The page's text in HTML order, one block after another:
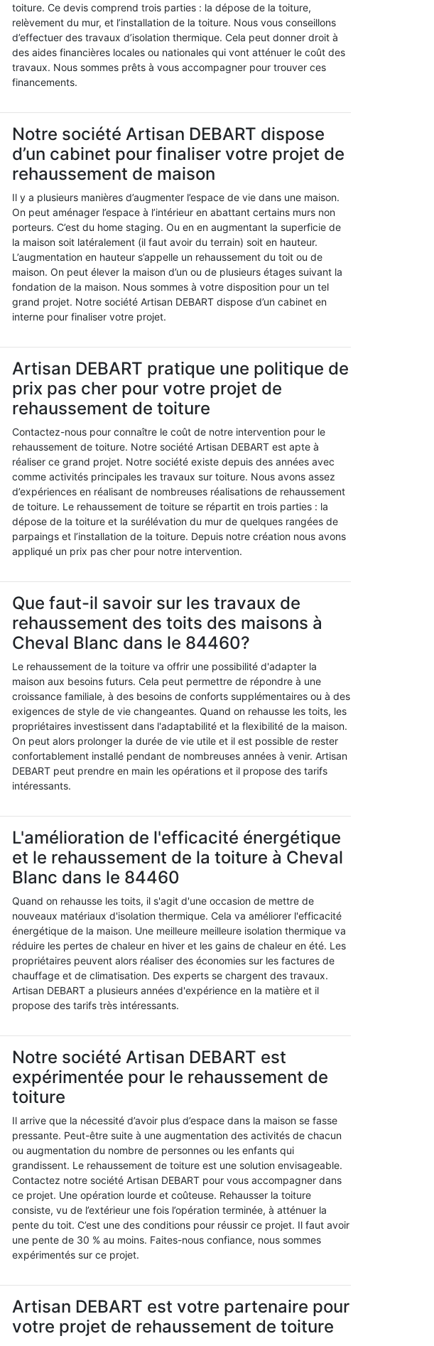
toiture. Ce devis comprend trois parties : la dépose de la toiture,
relèvement du mur, et l’installation de la toiture. Nous vous conseillons
d’effectuer des travaux d’isolation thermique. Cela peut donner droit à
des aides financières locales ou nationales qui vont atténuer le coût des
travaux. Nous sommes prêts à vous accompagner pour trouver ces
financements.
Notre société Artisan DEBART dispose
d’un cabinet pour finaliser votre projet de
rehaussement de maison
Il y a plusieurs manières d’augmenter l’espace de vie dans une maison.
On peut aménager l’espace à l’intérieur en abattant certains murs non
porteurs. C’est du home staging. Ou en en augmentant la superficie de
la maison soit latéralement (il faut avoir du terrain) soit en hauteur.
L’augmentation en hauteur s’appelle un rehaussement du toit ou de
maison. On peut élever la maison d’un ou de plusieurs étages suivant la
fondation de la maison. Nous sommes à votre disposition pour un tel
grand projet. Notre société Artisan DEBART dispose d’un cabinet en
interne pour finaliser votre projet.
Artisan DEBART pratique une politique de
prix pas cher pour votre projet de
rehaussement de toiture
Contactez-nous pour connaître le coût de notre intervention pour le
rehaussement de toiture. Notre société Artisan DEBART est apte à
réaliser ce grand projet. Notre société existe depuis des années avec
comme activités principales les travaux sur toiture. Nous avons assez
d’expériences en réalisant de nombreuses réalisations de rehaussement
de toiture. Le rehaussement de toiture se répartit en trois parties : la
dépose de la toiture et la surélévation du mur de quelques rangées de
parpaings et l’installation de la toiture. Depuis notre création nous avons
appliqué un prix pas cher pour notre intervention.
Que faut-il savoir sur les travaux de
rehaussement des toits des maisons à
Cheval Blanc dans le 84460?
Le rehaussement de la toiture va offrir une possibilité d'adapter la
maison aux besoins futurs. Cela peut permettre de répondre à une
croissance familiale, à des besoins de conforts supplémentaires ou à des
exigences de style de vie changeantes. Quand on rehausse les toits, les
propriétaires investissent dans l'adaptabilité et la flexibilité de la maison.
On peut alors prolonger la durée de vie utile et il est possible de rester
confortablement installé pendant de nombreuses années à venir. Artisan
DEBART peut prendre en main les opérations et il propose des tarifs
intéressants.
L'amélioration de l'efficacité énergétique
et le rehaussement de la toiture à Cheval
Blanc dans le 84460
Quand on rehausse les toits, il s'agit d'une occasion de mettre de
nouveaux matériaux d'isolation thermique. Cela va améliorer l'efficacité
énergétique de la maison. Une meilleure meilleure isolation thermique va
réduire les pertes de chaleur en hiver et les gains de chaleur en été. Les
propriétaires peuvent alors réaliser des économies sur les factures de
chauffage et de climatisation. Des experts se chargent des travaux.
Artisan DEBART a plusieurs années d'expérience en la matière et il
propose des tarifs très intéressants.
Notre société Artisan DEBART est
expérimentée pour le rehaussement de
toiture
Il arrive que la nécessité d’avoir plus d’espace dans la maison se fasse
pressante. Peut-être suite à une augmentation des activités de chacun
ou augmentation du nombre de personnes ou les enfants qui
grandissent. Le rehaussement de toiture est une solution envisageable.
Contactez notre société Artisan DEBART pour vous accompagner dans
ce projet. Une opération lourde et coûteuse. Rehausser la toiture
consiste, vu de l’extérieur une fois l’opération terminée, à atténuer la
pente du toit. C’est une des conditions pour réussir ce projet. Il faut avoir
une pente de 30 % au moins. Faites-nous confiance, nous sommes
expérimentés sur ce projet.
Artisan DEBART est votre partenaire pour
votre projet de rehaussement de toiture